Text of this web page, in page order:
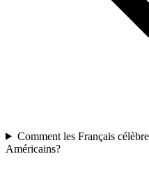
Comment les Français
Américains?